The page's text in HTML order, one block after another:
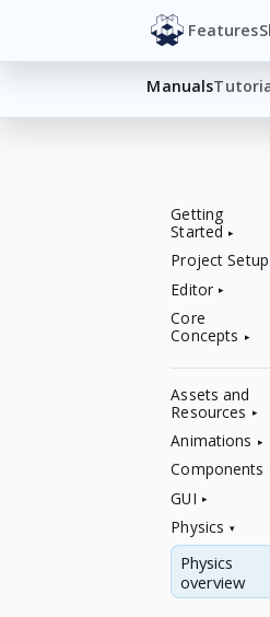
Features
Manuals
Getting
Started
Project Setup
Editor
Core
Concepts
Assets and
Resources
Animations
Components
GUI
Physics
Physics
overview